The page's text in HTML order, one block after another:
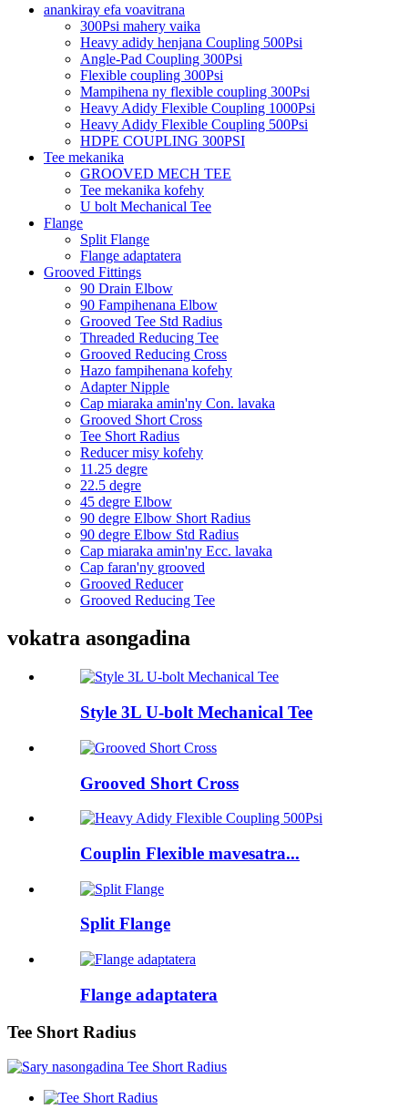
anankiray efa voavitrana
300Psi mahery vaika
Heavy adidy henjana Coupling 500Psi
Angle-Pad Coupling 300Psi
Flexible coupling 300Psi
Mampihena ny flexible coupling 300Psi
Heavy Adidy Flexible Coupling 1000Psi
Heavy Adidy Flexible Coupling 500Psi
HDPE COUPLING 300PSI
Tee mekanika
GROOVED MECH TEE
Tee mekanika kofehy
U bolt Mechanical Tee
Flange
Split Flange
Flange adaptatera
Grooved Fittings
90 Drain Elbow
90 Fampihenana Elbow
Grooved Tee Std Radius
Threaded Reducing Tee
Grooved Reducing Cross
Hazo fampihenana kofehy
Adapter Nipple
Cap miaraka amin'ny Con. lavaka
Grooved Short Cross
Tee Short Radius
Reducer misy kofehy
11.25 degre
22.5 degre
45 degre Elbow
90 degre Elbow Short Radius
90 degre Elbow Std Radius
Cap miaraka amin'ny Ecc. lavaka
Cap faran'ny grooved
Grooved Reducer
Grooved Reducing Tee
vokatra asongadina
Style 3L U-bolt Mechanical Tee
Grooved Short Cross
Couplin Flexible mavesatra...
Split Flange
Flange adaptatera
Tee Short Radius